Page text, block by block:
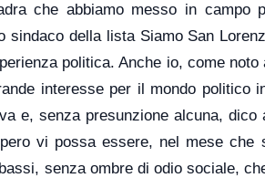
che abbiamo messo in
sindaco della lista Siamo San
politica. Anche io, come
interesse per il mondo politico
e, senza presunzione alcuna,
vi possa essere, nel mese che
senza ombre di odio sociale,